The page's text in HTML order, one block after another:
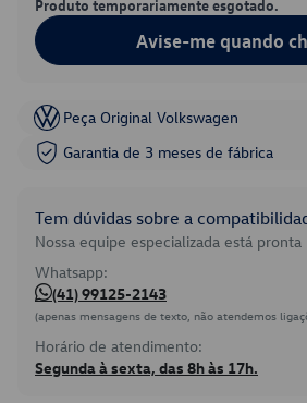
Produto temporariamente esgotado.
Avise-me quando
Peça Original Volkswagen
Garantia de 3 meses de fábrica
Tem dúvidas sobre a
Nossa equipe especializada está pronta
Whatsapp:
(41) 99125-2143
(apenas mensagens de texto, não atendemos
Horário de atendimento:
Segunda à sexta, das 8h às 17h.